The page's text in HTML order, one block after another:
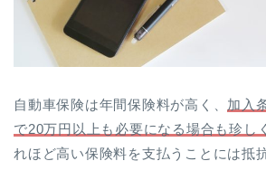
自動車保険は年間保険料が高く、 加入
で20万円以上も必要になる場合も珍し
れほど高い保険料を支払うことには抵